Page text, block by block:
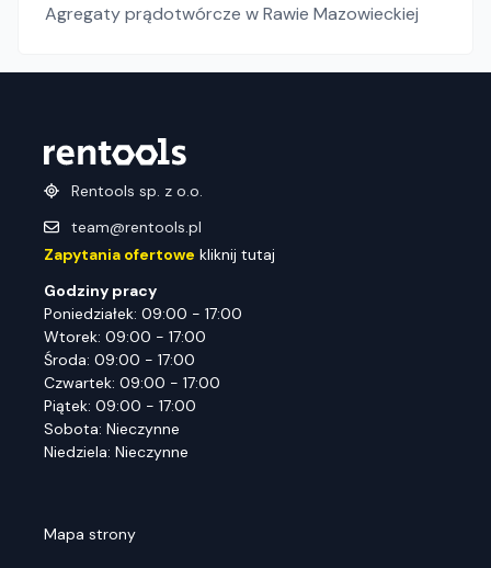
Agregaty prądotwórcze w Rawie Mazowieckiej
Rentools sp. z o.o.
team@rentools.pl
Zapytania ofertowe kliknij tutaj
Godziny pracy
Poniedziałek: 09:00 - 17:00
Wtorek: 09:00 - 17:00
Środa: 09:00 - 17:00
Czwartek: 09:00 - 17:00
Piątek: 09:00 - 17:00
Sobota: Nieczynne
Niedziela: Nieczynne
Mapa strony